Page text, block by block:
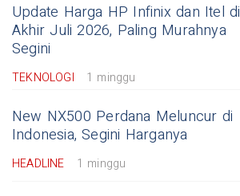
Update Harga HP Infinix dan Itel di
Akhir Juli 2026, Paling Murahnya
Segini
TEKNOLOGI 1 minggu
New NX500 Perdana Meluncur di
Indonesia, Segini Harganya
HEADLINE 1 minggu